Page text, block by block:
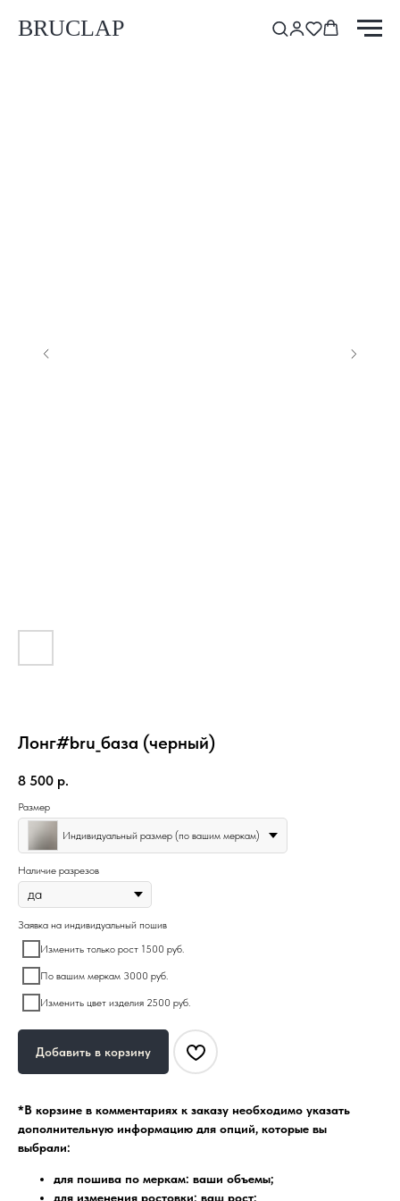
BRUCLAP
Лонг#bru_база (черный)
8 500 р.
Размер
Индивидуальный размер (по вашим меркам)
Наличие разрезов
Заявка на индивидуальный пошив
Изменить только рост 1500 руб.
По вашим меркам 3000 руб.
Изменить цвет изделия 2500 руб.
Добавить в корзину
*В корзине в комментариях к заказу необходимо указать
дополнительную информацию для опций, которые вы
выбрали:
для пошива по меркам: ваши объемы;
для изменения ростовки: ваш рост;